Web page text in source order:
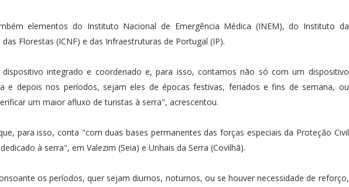
elementos do Instituto Nacional de Emergência Médica (INEM), do Instituto da
Florestas (ICNF) e das Infraestruturas de Portugal (IP).
integrado e coordenado e, para isso, contamos não só com um dispositivo
e depois nos períodos, sejam eles de épocas festivas, feriados e fins de semana, ou
um maior afluxo de turistas à serra", acrescentou.
para isso, conta "com duas bases permanentes das forças especiais da Proteção Civil
à serra", em Valezim (Seia) e Unhais da Serra (Covilhã).
os períodos, quer sejam diurnos, noturnos, ou se houver necessidade de reforço,